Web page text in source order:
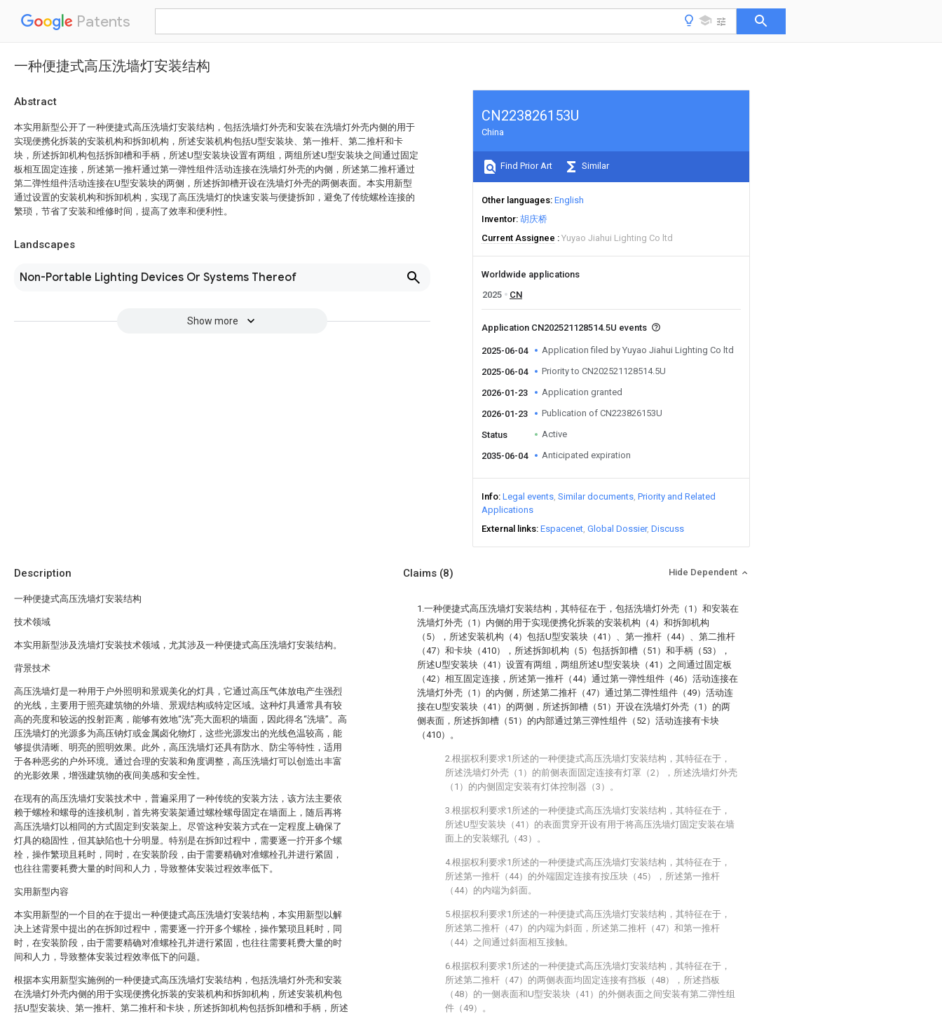
Patents
一种便捷式高压洗墙灯安装结构
Abstract
本实用新型公开了一种便捷式高压洗墙灯安装结构，包括洗墙灯外壳和安装在洗墙灯外壳内侧的用于
实现便携化拆装的安装机构和拆卸机构，所述安装机构包括U型安装块、第一推杆、第二推杆和卡
块，所述拆卸机构包括拆卸槽和手柄，所述U型安装块设置有两组，两组所述U型安装块之间通过固定
板相互固定连接，所述第一推杆通过第一弹性组件活动连接在洗墙灯外壳的内侧，所述第二推杆通过
第二弹性组件活动连接在U型安装块的两侧，所述拆卸槽开设在洗墙灯外壳的两侧表面。本实用新型
通过设置的安装机构和拆卸机构，实现了高压洗墙灯的快速安装与便捷拆卸，避免了传统螺栓连接的
繁琐，节省了安装和维修时间，提高了效率和便利性。
Landscapes
Non-Portable Lighting Devices Or Systems Thereof
Show more
CN223826153U
China
Find Prior Art Similar
Other languages English
Inventor 胡庆桥
Current Assignee
Yuyao Jiahui Lighting Co ltd
Worldwide applications
2025
CN
Application CN202521128514.5U events
2025-06-04 Application filed by Yuyao Jiahui Lighting Co ltd
2025-06-04 Priority to CN202521128514.5U
2026-01-23 Application granted
2026-01-23 Publication of CN223826153U
Status Active
2035-06-04 Anticipated expiration
Info Legal events Similar documents Priority and Related
Applications
External links Espacenet Global Dossier Discuss
Description
一种便捷式高压洗墙灯安装结构
技术领域
本实用新型涉及洗墙灯安装技术领域，尤其涉及一种便捷式高压洗墙灯安装结构。
背景技术
高压洗墙灯是一种用于户外照明和景观美化的灯具，它通过高压气体放电产生强烈
的光线，主要用于照亮建筑物的外墙、景观结构或特定区域。这种灯具通常具有较
高的亮度和较远的投射距离，能够有效地“洗”亮大面积的墙面，因此得名“洗墙”。高
压洗墙灯的光源多为高压钠灯或金属卤化物灯，这些光源发出的光线色温较高，能
够提供清晰、明亮的照明效果。此外，高压洗墙灯还具有防水、防尘等特性，适用
于各种恶劣的户外环境。通过合理的安装和角度调整，高压洗墙灯可以创造出丰富
的光影效果，增强建筑物的夜间美感和安全性。
在现有的高压洗墙灯安装技术中，普遍采用了一种传统的安装方法，该方法主要依
赖于螺栓和螺母的连接机制，首先将安装架通过螺栓螺母固定在墙面上，随后再将
高压洗墙灯以相同的方式固定到安装架上。尽管这种安装方式在一定程度上确保了
灯具的稳固性，但其缺陷也十分明显。特别是在拆卸过程中，需要逐一拧开多个螺
栓，操作繁琐且耗时，同时，在安装阶段，由于需要精确对准螺栓孔并进行紧固，
也往往需要耗费大量的时间和人力，导致整体安装过程效率低下。
实用新型内容
本实用新型的一个目的在于提出一种便捷式高压洗墙灯安装结构，本实用新型以解
决上述背景中提出的在拆卸过程中，需要逐一拧开多个螺栓，操作繁琐且耗时，同
时，在安装阶段，由于需要精确对准螺栓孔并进行紧固，也往往需要耗费大量的时
间和人力，导致整体安装过程效率低下的问题。
根据本实用新型实施例的一种便捷式高压洗墙灯安装结构，包括洗墙灯外壳和安装
在洗墙灯外壳内侧的用于实现便携化拆装的安装机构和拆卸机构，所述安装机构包
括U型安装块、第一推杆、第二推杆和卡块，所述拆卸机构包括拆卸槽和手柄，所述
Claims (8) Hide Dependent
1.一种便捷式高压洗墙灯安装结构，其特征在于，包括洗墙灯外壳（1）和安装在
洗墙灯外壳（1）内侧的用于实现便携化拆装的安装机构（4）和拆卸机构
（5），所述安装机构（4）包括U型安装块（41）、第一推杆（44）、第二推杆
（47）和卡块（410），所述拆卸机构（5）包括拆卸槽（51）和手柄（53），
所述U型安装块（41）设置有两组，两组所述U型安装块（41）之间通过固定板
（42）相互固定连接，所述第一推杆（44）通过第一弹性组件（46）活动连接在
洗墙灯外壳（1）的内侧，所述第二推杆（47）通过第二弹性组件（49）活动连
接在U型安装块（41）的两侧，所述拆卸槽（51）开设在洗墙灯外壳（1）的两
侧表面，所述拆卸槽（51）的内部通过第三弹性组件（52）活动连接有卡块
（410）。
2.根据权利要求1所述的一种便捷式高压洗墙灯安装结构，其特征在于，
所述洗墙灯外壳（1）的前侧表面固定连接有灯罩（2），所述洗墙灯外壳
（1）的内侧固定安装有灯体控制器（3）。
3.根据权利要求1所述的一种便捷式高压洗墙灯安装结构，其特征在于，
所述U型安装块（41）的表面贯穿开设有用于将高压洗墙灯固定安装在墙
面上的安装螺孔（43）。
4.根据权利要求1所述的一种便捷式高压洗墙灯安装结构，其特征在于，
所述第一推杆（44）的外端固定连接有按压块（45），所述第一推杆
（44）的内端为斜面。
5.根据权利要求1所述的一种便捷式高压洗墙灯安装结构，其特征在于，
所述第二推杆（47）的内端为斜面，所述第二推杆（47）和第一推杆
（44）之间通过斜面相互接触。
6.根据权利要求1所述的一种便捷式高压洗墙灯安装结构，其特征在于，
所述第二推杆（47）的两侧表面均固定连接有挡板（48），所述挡板
（48）的一侧表面和U型安装块（41）的外侧表面之间安装有第二弹性组
件（49）。